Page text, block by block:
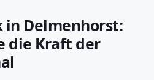
Delmenhorst:
die Kraft der